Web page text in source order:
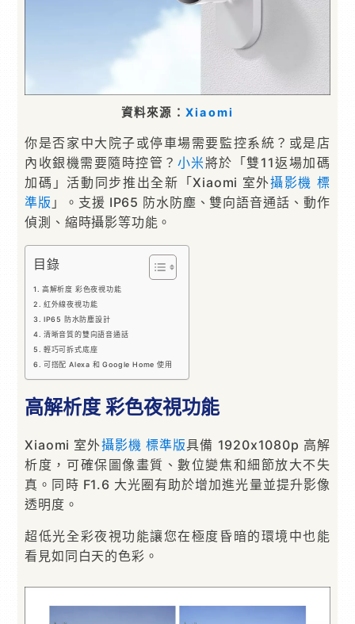
資料來源： Xiaomi
你是否家中大院子或停車場需要監控系統？或是店
內收銀機需要隨時控管？ 小米將於「雙11返場加碼
加碼」活動同步推出全新「Xiaomi 室外攝影機 標
準版 」。支援 IP65 防水防塵、雙向語音通話、動作
偵測、縮時攝影等功能。
目錄
高解析度 彩色夜視功能
紅外線夜視功能
IP65 防水防塵設計
清晰音質的雙向語音通話
輕巧可拆式底座
可搭配 Alexa 和 Google Home 使用
高解析度 彩色夜視功能
Xiaomi 室外攝影機 標準版具備 1920x1080p 高解
析度，可確保圖像畫質、數位變焦和細節放大不失
真。同時 F1.6 大光圈有助於增加進光量並提升影像
透明度。
超低光全彩夜視功能讓您在極度昏暗的環境中也能
看見如同白天的色彩。